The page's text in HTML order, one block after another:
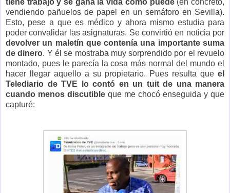
tiene trabajo y se gana la vida como puede(en concreto,
vendiendo pañuelos de papel en un semáforo en Sevilla).
Esto, pese a que es médico y ahora mismo estudia para
poder convalidar las asignaturas. Se convirtió en noticia por
devolver un maletín que contenía una importante suma
de dinero. Y él se mostraba muy sorprendido por el revuelo
montado, pues le parecía la cosa más normal del mundo el
hacer llegar aquello a su propietario. Pues resulta que el
Telediario de TVE lo contó en un tuit de una manera
cuando menos discutible que me chocó enseguida y que
capturé: